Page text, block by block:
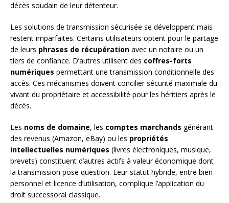
décès soudain de leur détenteur.
Les solutions de transmission sécurisée se développent mais
restent imparfaites. Certains utilisateurs optent pour le partage
de leurs phrases de récupération avec un notaire ou un
tiers de confiance. D’autres utilisent des coffres-forts
numériques permettant une transmission conditionnelle des
accès. Ces mécanismes doivent concilier sécurité maximale du
vivant du propriétaire et accessibilité pour les héritiers après le
décès.
Les noms de domaine, les comptes marchands générant
des revenus (Amazon, eBay) ou les propriétés
intellectuelles numériques (livres électroniques, musique,
brevets) constituent d’autres actifs à valeur économique dont
la transmission pose question. Leur statut hybride, entre bien
personnel et licence d’utilisation, complique l’application du
droit successoral classique.